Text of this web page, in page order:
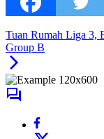
Tuan Rumah Liga 3,
Group B